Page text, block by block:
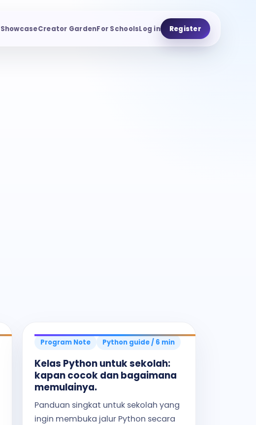
ShowcaseCreator GardenFor SchoolsLog in Register
Program Note Python guide / 6 min
Kelas Python untuk sekolah:
kapan cocok dan bagaimana
memulainya.
Panduan singkat untuk sekolah yang
ingin membuka jalur Python secara